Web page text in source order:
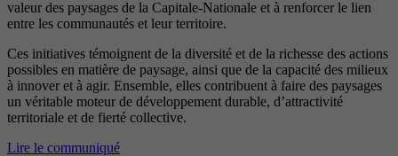
valeur des paysages de la Capitale-Nationale et à renforcer le lien
entre les communautés et leur territoire.
Ces initiatives témoignent de la diversité et de la richesse des actions
possibles en matière de paysage, ainsi que de la capacité des milieux
à innover et à agir. Ensemble, elles contribuent à faire des paysages
un véritable moteur de développement durable, d’attractivité
territoriale et de fierté collective.
Lire le communiqué